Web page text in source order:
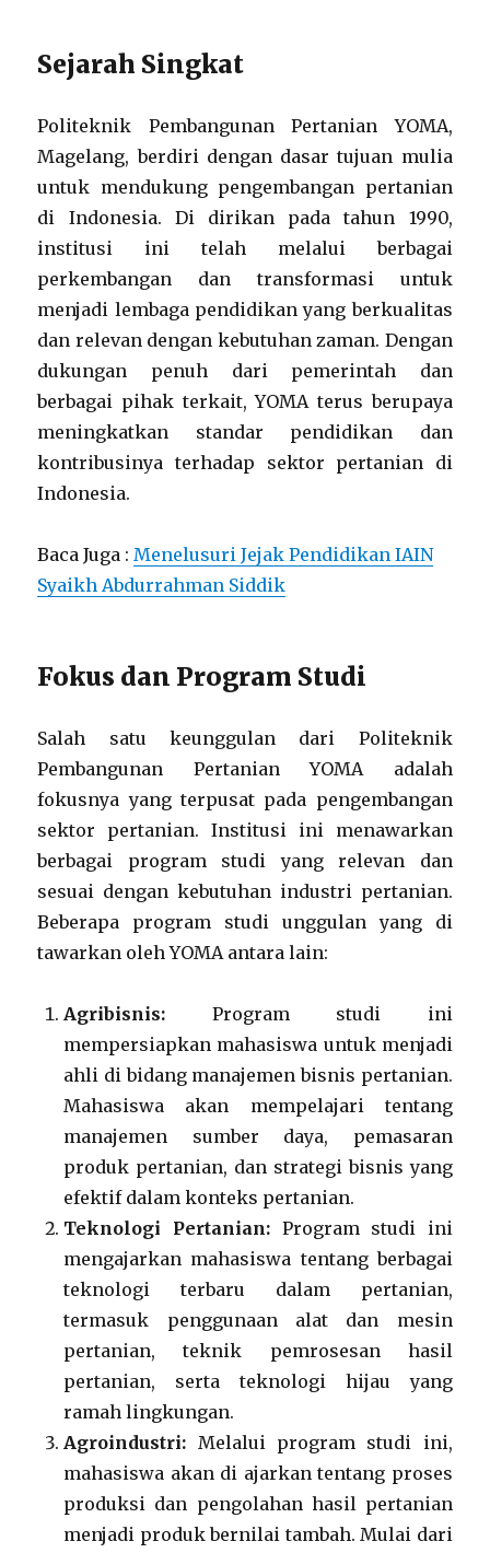
Sejarah Singkat
Politeknik Pembangunan Pertanian YOMA,
Magelang, berdiri dengan dasar tujuan mulia
untuk mendukung pengembangan pertanian
di Indonesia. Di dirikan pada tahun 1990,
institusi ini telah melalui berbagai
perkembangan dan transformasi untuk
menjadi lembaga pendidikan yang berkualitas
dan relevan dengan kebutuhan zaman. Dengan
dukungan penuh dari pemerintah dan
berbagai pihak terkait, YOMA terus berupaya
meningkatkan standar pendidikan dan
kontribusinya terhadap sektor pertanian di
Indonesia.
Baca Juga :Menelusuri Jejak Pendidikan IAIN
Syaikh Abdurrahman Siddik
Fokus dan Program Studi
Salah satu keunggulan dari Politeknik
Pembangunan Pertanian YOMA adalah
fokusnya yang terpusat pada pengembangan
sektor pertanian. Institusi ini menawarkan
berbagai program studi yang relevan dan
sesuai dengan kebutuhan industri pertanian.
Beberapa program studi unggulan yang di
tawarkan oleh YOMA antara lain:
Agribisnis: Program studi ini
mempersiapkan mahasiswa untuk menjadi
ahli di bidang manajemen bisnis pertanian.
Mahasiswa akan mempelajari tentang
manajemen sumber daya, pemasaran
produk pertanian, dan strategi bisnis yang
efektif dalam konteks pertanian.
Teknologi Pertanian:Program studi ini
mengajarkan mahasiswa tentang berbagai
teknologi terbaru dalam pertanian,
termasuk penggunaan alat dan mesin
pertanian, teknik pemrosesan hasil
pertanian, serta teknologi hijau yang
ramah lingkungan.
Agroindustri: Melalui program studi ini,
mahasiswa akan di ajarkan tentang proses
produksi dan pengolahan hasil pertanian
menjadi produk bernilai tambah. Mulai dari